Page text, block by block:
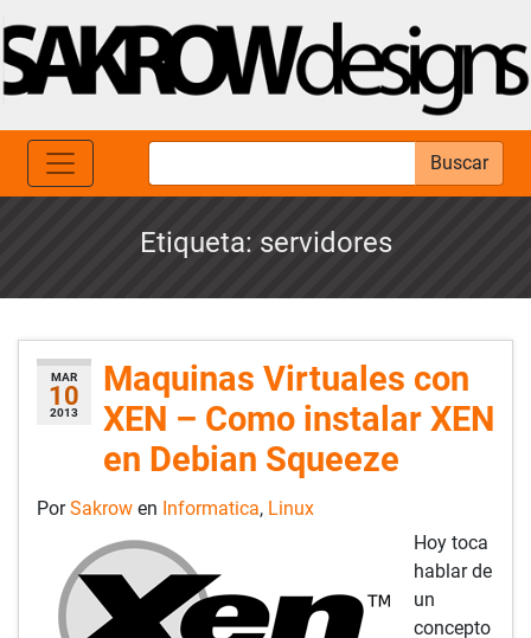
Buscar
Etiqueta: servidores
MAR
10
2013
Maquinas Virtuales con
XEN – Como instalar XEN
en Debian Squeeze
PorSakrow en Informatica, Linux
Hoy toca
hablar de
un
concepto